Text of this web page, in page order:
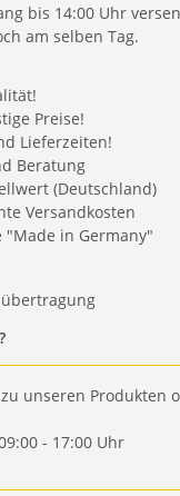
bis 14:00 Uhr
am selben Tag.
Preise!
Lieferzeiten!
Beratung
(Deutschland)
Versandkosten
in Germany"
unseren Produkten
- 17:00 Uhr